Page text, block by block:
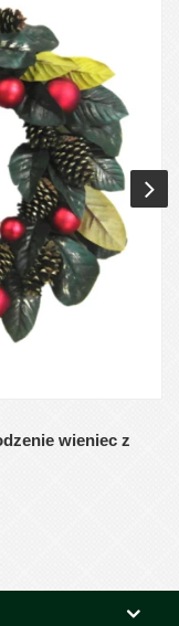
wieniec z